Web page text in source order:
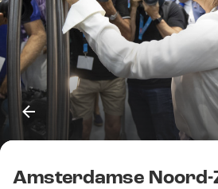
Amsterdamse Noord-